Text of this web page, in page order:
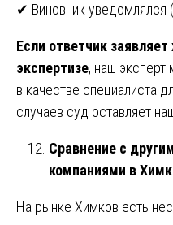
✔ Виновник уведомлялся
Если ответчик
экспертизе, наш
в качестве специалиста
случаев суд оставляет
Сравнение с
компаниями в
На рынке Химков есть